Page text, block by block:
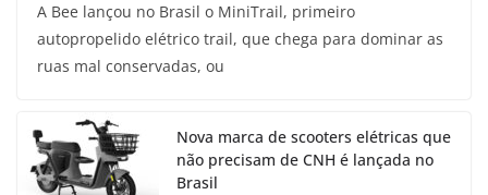
A Bee lançou no Brasil o MiniTrail, primeiro
autopropelido elétrico trail, que chega para dominar as
ruas mal conservadas, ou
Nova marca de scooters elétricas que
não precisam de CNH é lançada no
Brasil